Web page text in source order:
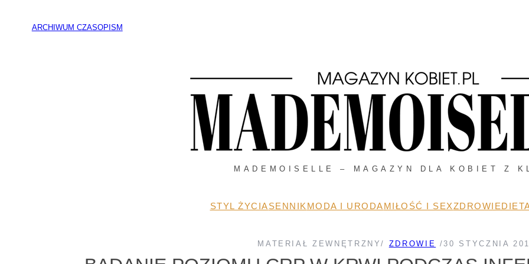
ARCHIWUM CZASOPISM
MADEMOISELLE – MAGAZYN DLA KOBIET Z
STYL ŻYCIASENNIK MODA I URODAMIŁOŚĆ I SEXZDROWIE
MATERIAŁ ZEWNĘTRZNY/ ZDROWIE / 30 STYCZNIA